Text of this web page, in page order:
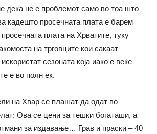
дека не е проблемот само во тоа што
кадешто просечната плата е барем
плата на Хрватите, туку
на трговците кои сакаат
сезоната која иако е веќе
е во полн ек.
на Хвар се плашат да одат во
Ова се цени за тешки богаташи, а
за издавање… Грав и праски – 40